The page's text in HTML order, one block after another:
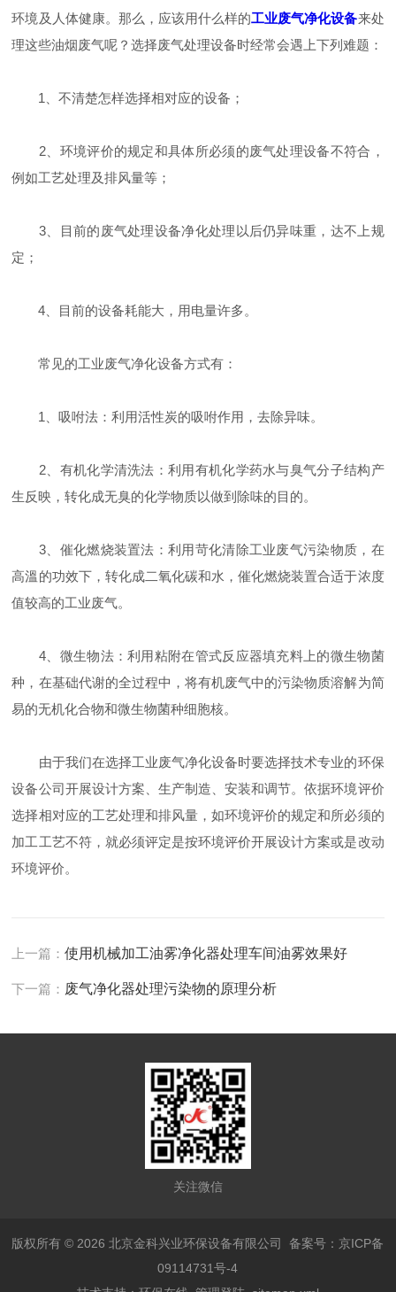
环境及人体健康。那么，应该用什么样的工业废气净化设备来处
理这些油烟废气呢？选择废气处理设备时经常会遇上下列难题：
1、不清楚怎样选择相对应的设备；
2、环境评价的规定和具体所必须的废气处理设备不符合，
例如工艺处理及排风量等；
3、目前的废气处理设备净化处理以后仍异味重，达不上规
定；
4、目前的设备耗能大，用电量许多。
常见的工业废气净化设备方式有：
1、吸咐法：利用活性炭的吸咐作用，去除异味。
2、有机化学清洗法：利用有机化学药水与臭气分子结构产
生反映，转化成无臭的化学物质以做到除味的目的。
3、催化燃烧装置法：利用苛化清除工业废气污染物质，在
高溫的功效下，转化成二氧化碳和水，催化燃烧装置合适于浓度
值较高的工业废气。
4、微生物法：利用粘附在管式反应器填充料上的微生物菌
种，在基础代谢的全过程中，将有机废气中的污染物质溶解为简
易的无机化合物和微生物菌种细胞核。
由于我们在选择工业废气净化设备时要选择技术专业的环保
设备公司开展设计方案、生产制造、安装和调节。依据环境评价
选择相对应的工艺处理和排风量，如环境评价的规定和所必须的
加工工艺不符，就必须评定是按环境评价开展设计方案或是改动
环境评价。
上一篇：使用机械加工油雾净化器处理车间油雾效果好
下一篇： 废气净化器处理污染物的原理分析
关注微信
版权所有 © 2026 北京金科兴业环保设备有限公司备案号：京ICP备
09114731号-4